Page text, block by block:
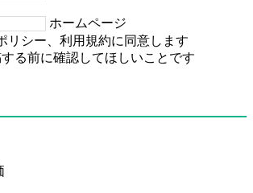
ホームページ
リシー
利用規約に同意します
る前に確認してほしいことです